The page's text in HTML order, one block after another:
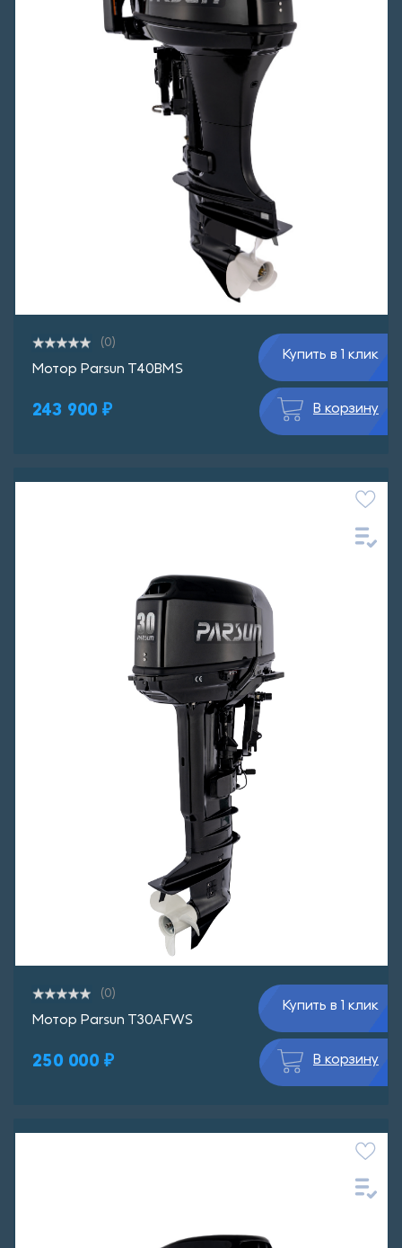
(0)
Мотор Parsun T40BMS
243 900 ₽
Купить в 1 клик
В корзину
(0)
Мотор Parsun T30AFWS
250 000 ₽
Купить в 1 клик
В корзину